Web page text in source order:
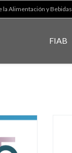
la Alimentación y Bebidas
FIAB